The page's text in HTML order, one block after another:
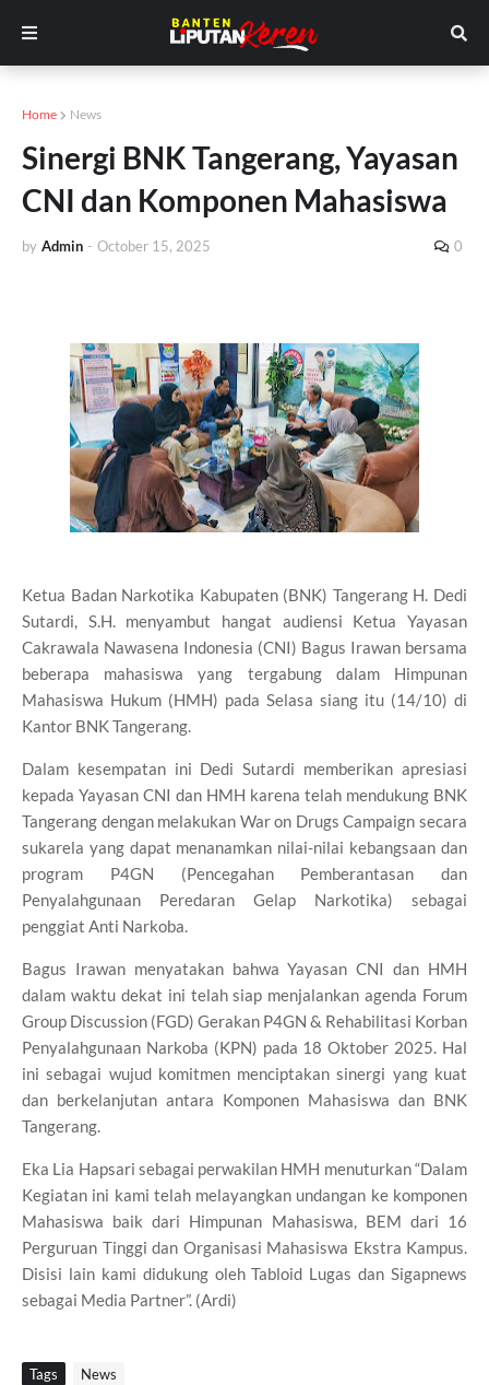
Home News
Sinergi BNK Tangerang, Yayasan
CNI dan Komponen Mahasiswa
by Admin - October 15, 2025 0
Ketua Badan Narkotika Kabupaten (BNK) Tangerang H. Dedi
Sutardi, S.H. menyambut hangat audiensi Ketua Yayasan
Cakrawala Nawasena Indonesia (CNI) Bagus Irawan bersama
beberapa mahasiswa yang tergabung dalam Himpunan
Mahasiswa Hukum (HMH) pada Selasa siang itu (14/10) di
Kantor BNK Tangerang.
Dalam kesempatan ini Dedi Sutardi memberikan apresiasi
kepada Yayasan CNI dan HMH karena telah mendukung BNK
Tangerang dengan melakukan War on Drugs Campaign secara
sukarela yang dapat menanamkan nilai-nilai kebangsaan dan
program P4GN (Pencegahan Pemberantasan dan
Penyalahgunaan Peredaran Gelap Narkotika) sebagai
penggiat Anti Narkoba.
Bagus Irawan menyatakan bahwa Yayasan CNI dan HMH
dalam waktu dekat ini telah siap menjalankan agenda Forum
Group Discussion (FGD) Gerakan P4GN & Rehabilitasi Korban
Penyalahgunaan Narkoba (KPN) pada 18 Oktober 2025. Hal
ini sebagai wujud komitmen menciptakan sinergi yang kuat
dan berkelanjutan antara Komponen Mahasiswa dan BNK
Tangerang.
Eka Lia Hapsari sebagai perwakilan HMH menuturkan “Dalam
Kegiatan ini kami telah melayangkan undangan ke komponen
Mahasiswa baik dari Himpunan Mahasiswa, BEM dari 16
Perguruan Tinggi dan Organisasi Mahasiswa Ekstra Kampus.
Disisi lain kami didukung oleh Tabloid Lugas dan Sigapnews
sebagai Media Partner”. (Ardi)
Tags News